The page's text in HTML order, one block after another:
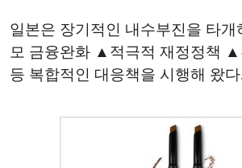
일본은 장기적인 내수부진을 타
모 금융완화 ▲적극적 재정정책 ▲
등 복합적인 대응책을 시행해 왔